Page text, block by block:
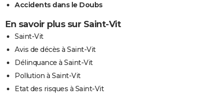
Accidents dans le Doubs
En savoir plus sur Saint-Vit
Saint-Vit
Avis de décès à Saint-Vit
Délinquance à Saint-Vit
Pollution à Saint-Vit
Etat des risques à Saint-Vit